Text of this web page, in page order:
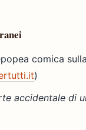
comica
)
accidentale di